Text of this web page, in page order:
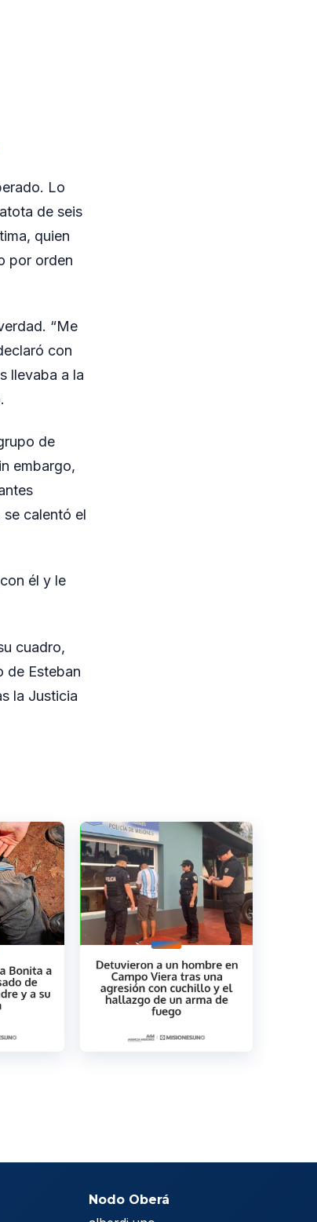
Lo
de seis
quien
por orden
“Me
con
llevaba a la
de
embargo,
calentó el
él y le
cuadro,
de Esteban
la Justicia
Nodo Oberá